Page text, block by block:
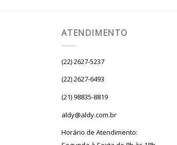
ATENDIMENTO
(22) 2627-5237
(22) 2627-6493
(21) 98835-8819
aldy@aldy.com.br
Horário de Atendimento: